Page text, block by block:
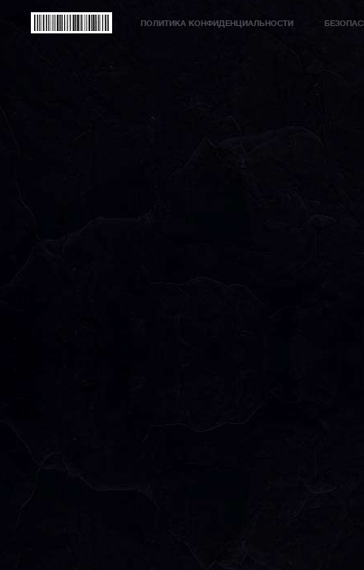
ПОЛИТИКА КОНФИДЕНЦИАЛЬНОСТИ